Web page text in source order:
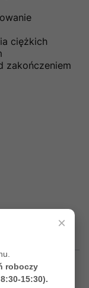
ciężkich
zakończeniem
×
roboczy
15:30).